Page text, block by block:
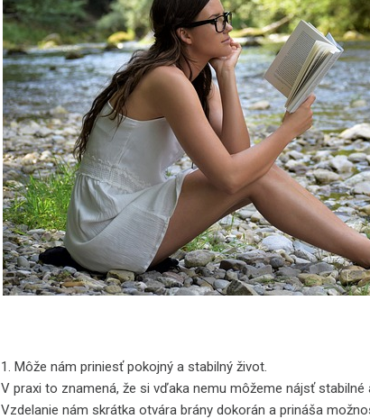
1. Môže nám priniesť pokojný a stabilný život.
V praxi to znamená, že si vďaka nemu môžeme nájsť stabilné
Vzdelanie nám skrátka otvára brány dokorán a prináša